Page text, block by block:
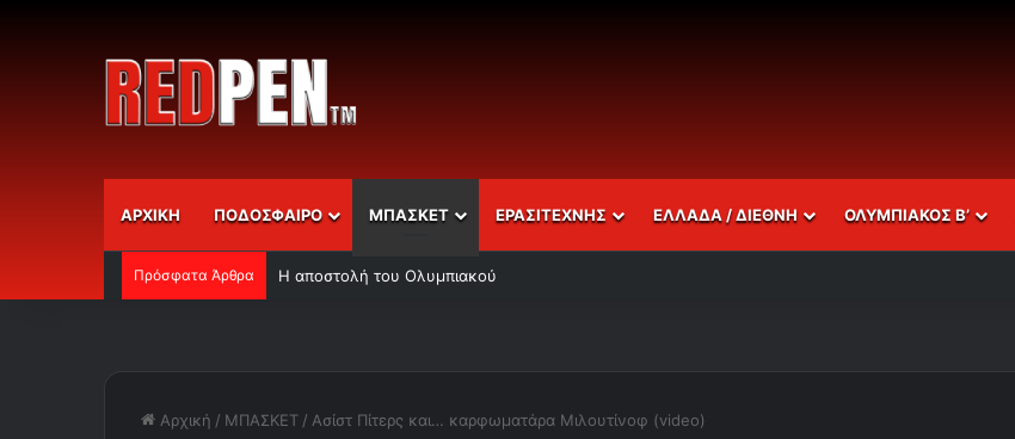
ΑΡΧΙΚΗ ΠΟΔΟΣΦΑΙΡΟ ΜΠΑΣΚΕΤ ΕΡΑΣΙΤΕΧΝΗΣ ΕΛΛΑΔΑ / ΔΙΕΘΝΗ ΟΛΥΜΠΙΑΚΟΣ Β’
Πρόσφατα Άρθρα Η αποστολή του Ολυμπιακού
Αρχική / ΜΠΑΣΚΕΤ / Ασίστ Πίτερς και… καρφωματάρα Μιλουτίνοφ (video)